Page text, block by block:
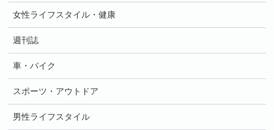
女性ライフスタイル・健康
週刊誌
車・バイク
スポーツ・アウトドア
男性ライフスタイル